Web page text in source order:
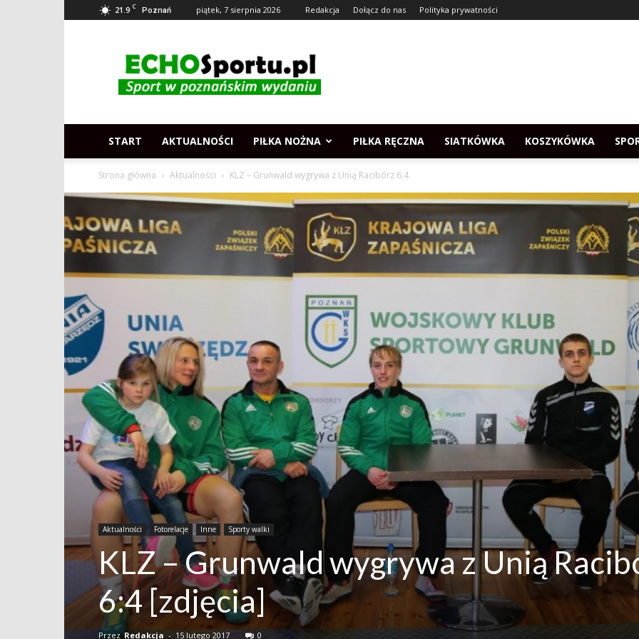
21.9 C Poznań piątek, 7 sierpnia 2026 Redakcja Dołącz do nas Polityka prywatności
–
Sport
w
START AKTUALNOŚCI PIŁKA NOŻNA PIŁKA RĘCZNA SIATKÓWKA KOSZYKÓWKA
Strona główna Aktualności KLZ – Grunwald wygrywa z Unią Racibórz 6:4
Aktualności Fotorelacje Inne Sporty walki
KLZ – Grunwald wygrywa z Unią
6:4 [zdjęcia]
Przez Redakcja - 15 lutego 2017 0